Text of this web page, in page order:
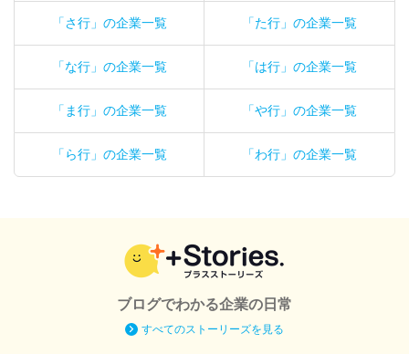
「さ行」の企業一覧 「た行」の企業一覧
「な行」の企業一覧 「は行」の企業一覧
「ま行」の企業一覧 「や行」の企業一覧
「ら行」の企業一覧 「わ行」の企業一覧
ブログでわかる企業の日常
すべてのストーリーズを見る